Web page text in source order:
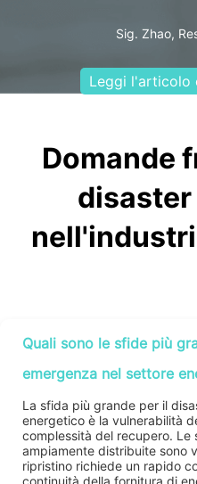
Sig. Zhao,
Leggi l'articolo
Domande
Quali sono le sfide più
emergenza nel settore
La sfida più grande per il
energetico è la vulnerabilità
complessità del recupero.
ampiamente distribuite sono
ripristino richiede un rapido
continuità della fornitura di